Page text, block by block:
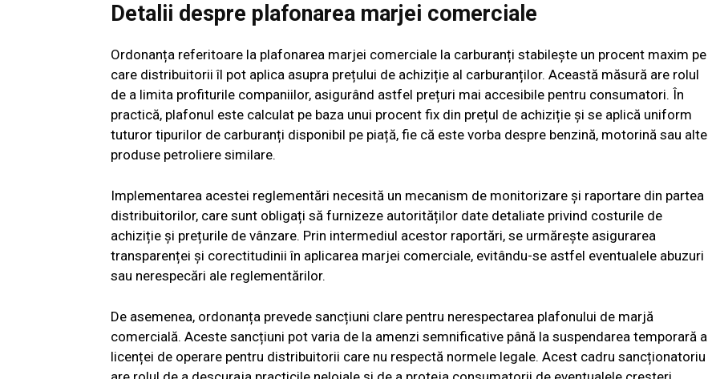
Detalii despre plafonarea marjei comerciale
Ordonanța referitoare la plafonarea marjei comerciale la carburanți stabilește un procent maxim pe
care distribuitorii îl pot aplica asupra prețului de achiziție al carburanților. Această măsură are rolul
de a limita profiturile companiilor, asigurând astfel prețuri mai accesibile pentru consumatori. În
practică, plafonul este calculat pe baza unui procent fix din prețul de achiziție și se aplică uniform
tuturor tipurilor de carburanți disponibil pe piață, fie că este vorba despre benzină, motorină sau alte
produse petroliere similare.
Implementarea acestei reglementări necesită un mecanism de monitorizare și raportare din partea
distribuitorilor, care sunt obligați să furnizeze autorităților date detaliate privind costurile de
achiziție și prețurile de vânzare. Prin intermediul acestor raportări, se urmărește asigurarea
transparenței și corectitudinii în aplicarea marjei comerciale, evitându-se astfel eventualele abuzuri
sau nerespecări ale reglementărilor.
De asemenea, ordonanța prevede sancțiuni clare pentru nerespectarea plafonului de marjă
comercială. Aceste sancțiuni pot varia de la amenzi semnificative până la suspendarea temporară a
licenței de operare pentru distribuitorii care nu respectă normele legale. Acest cadru sancționatoriu